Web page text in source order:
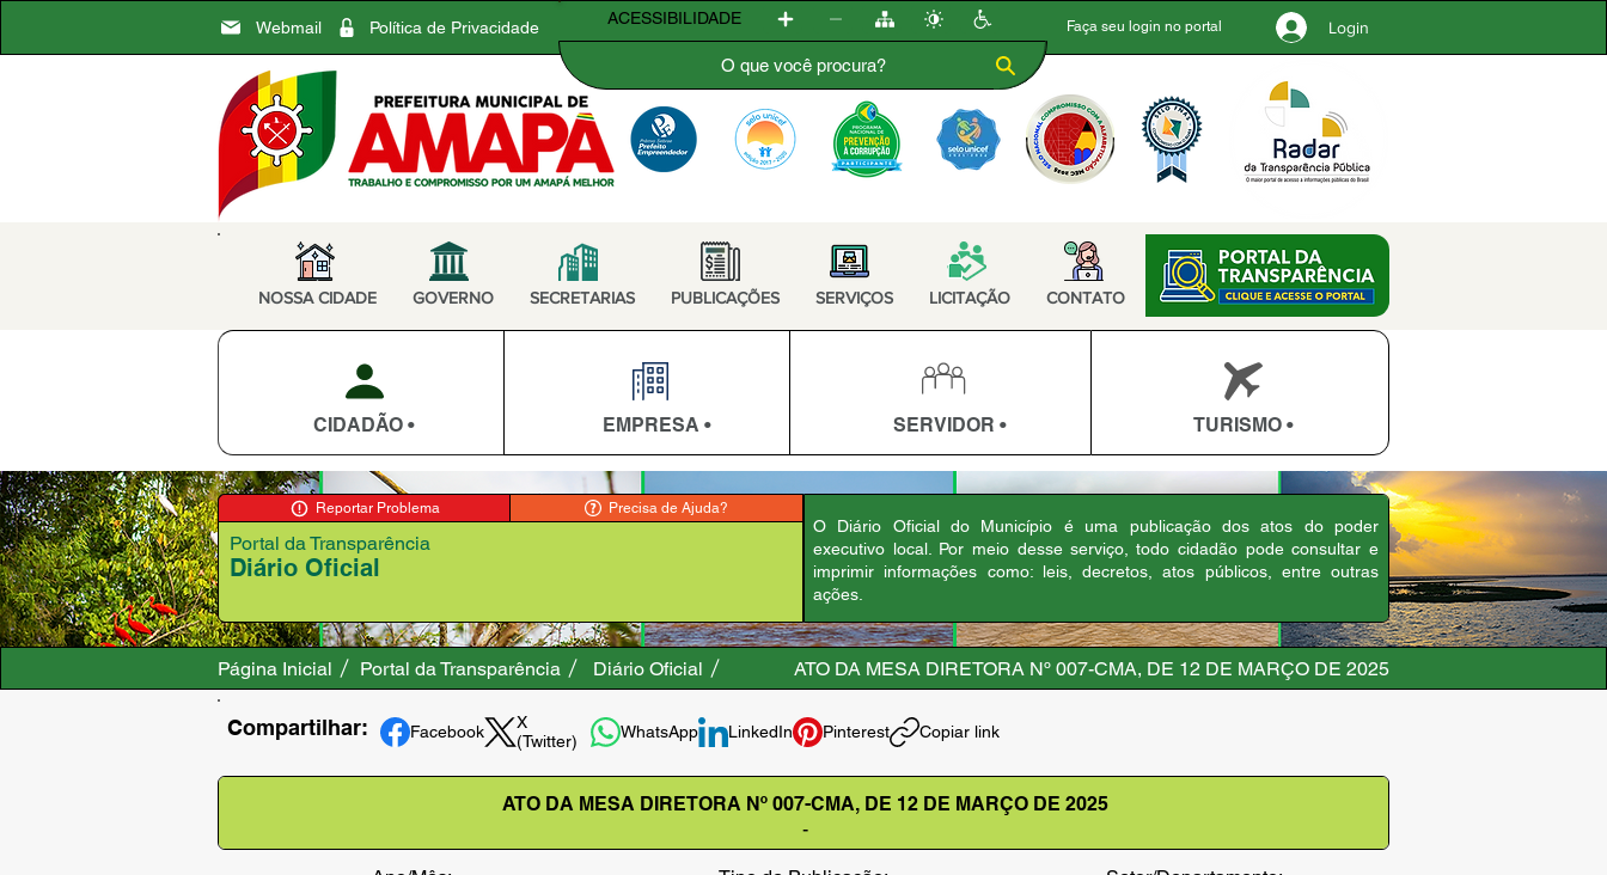
Webmail Política de Privacidade Faça seu login no portal Login
ACESSIBILIDADE
NOSSA CIDADE GOVERNO SECRETARIAS PUBLICAÇÕES SERVIÇOS LICITAÇÃO CONTATO
CIDADÃO • EMPRESA • SERVIDOR • TURISMO •
Reportar Problema Precisa de Ajuda?
Diário Oficial
Portal da Transparência
O Diário Oficial do Município é uma publicação dos atos do poder
executivo local. Por meio desse serviço, todo cidadão pode consultar e
imprimir informações como: leis, decretos, atos públicos, entre outras
ações.
Página Inicial Portal da Transparência Diário Oficial ATO DA MESA DIRETORA Nº 007-CMA, DE 12 DE MARÇO DE 2025
Compartilhar: Facebook
X
(Twitter)
WhatsApp LinkedIn Pinterest Copiar link
ATO DA MESA DIRETORA Nº 007-CMA, DE 12 DE MARÇO DE 2025
-